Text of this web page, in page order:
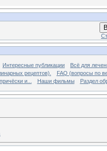
Интересные публикации
Всё для
рецептов).
FAQ (вопросы по
и... Наши фильмы Раздел